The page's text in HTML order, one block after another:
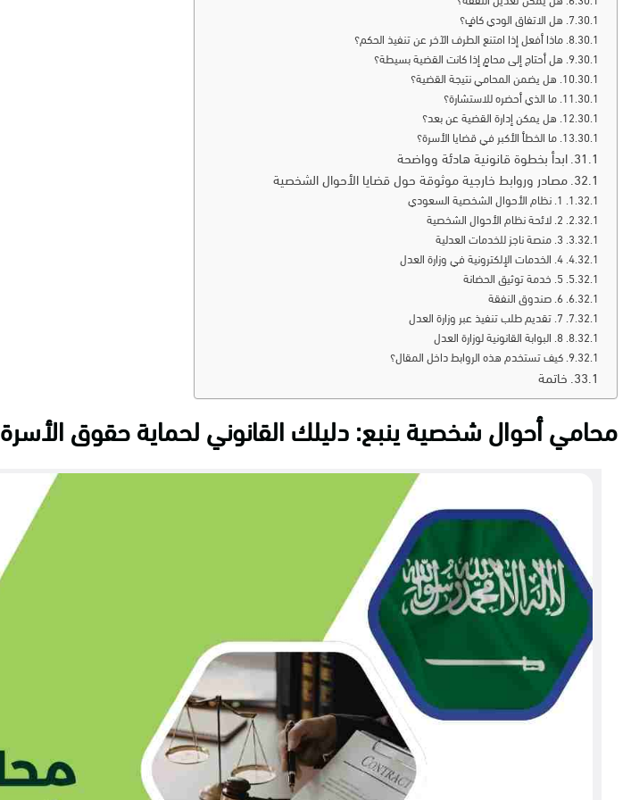
هل الاتفاق الودي كافٍ؟
ماذا أفعل إذا امتنع الطرف الآخر عن تنفيذ الحكم؟
هل أحتاج إلى محامٍ إذا كانت القضية بسيطة؟
هل يضمن المحامي نتيجة القضية؟
ما الذي أحضره للاستشارة؟
هل يمكن إدارة القضية عن بعد؟
ما الخطأ الأكبر في قضايا الأسرة؟
ابدأ بخطوة قانونية هادئة وواضحة
مصادر وروابط خارجية موثوقة حول قضايا الأحوال الشخصية
1. نظام الأحوال الشخصية السعودي
2. لائحة نظام الأحوال الشخصية
3. منصة ناجز للخدمات العدلية
4. الخدمات الإلكترونية في وزارة العدل
5. خدمة توثيق الحضانة
6. صندوق النفقة
7. تقديم طلب تنفيذ عبر وزارة العدل
8. البوابة القانونية لوزارة العدل
كيف تستخدم هذه الروابط داخل المقال؟
خاتمة
محامي أحوال شخصية ينبع: دليلك القانوني لحماية حقوق الأسرة